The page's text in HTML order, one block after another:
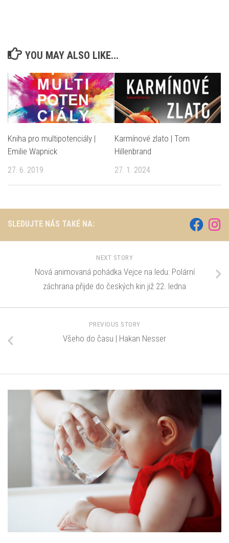
YOU MAY ALSO LIKE...
Kniha pro multipotenciály |
Emilie Wapnick
27. 6. 2019
Karmínové zlato | Tom
Hillenbrand
27. 1. 2024
SLEDUJTE NÁS TAKÉ NA:
NEXT STORY
Nová animovaná pohádka Vejce na ledu: Polární
záchrana přijde do českých kin již 22. ledna
PREVIOUS STORY
Všeho do času | Hakan Nesser